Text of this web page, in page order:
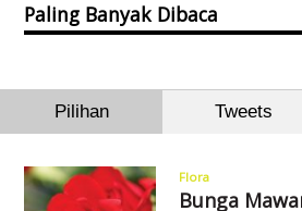
Paling Banyak Dibaca
Pilihan Tweets
Flora
Bunga